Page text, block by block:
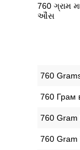
760 ગ્રામ
ઔંસ
‎760
‎760 Грам
‎760 Gram
‎760 Gram